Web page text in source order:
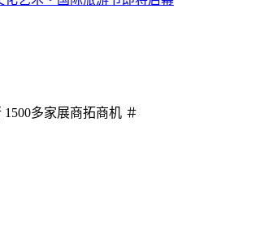
多家展商拓商机 ＃